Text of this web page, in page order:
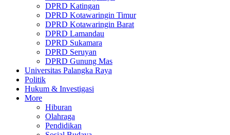
DPRD Katingan
DPRD Kotawaringin Timur
DPRD Kotawaringin Barat
DPRD Lamandau
DPRD Sukamara
DPRD Seruyan
DPRD Gunung Mas
Universitas Palangka Raya
Politik
Hukum & Investigasi
More
Hiburan
Olahraga
Pendidikan